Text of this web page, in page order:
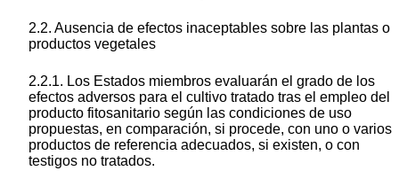
2.2. Ausencia de efectos inaceptables sobre las plantas o
productos vegetales
2.2.1. Los Estados miembros evaluarán el grado de los
efectos adversos para el cultivo tratado tras el empleo del
producto fitosanitario según las condiciones de uso
propuestas, en comparación, si procede, con uno o varios
productos de referencia adecuados, si existen, o con
testigos no tratados.